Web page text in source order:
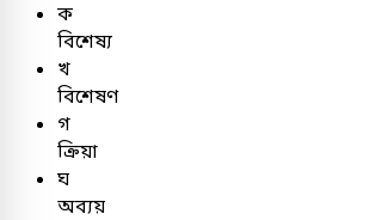
ক
বিশেষ্য
খ
বিশেষণ
গ
ক্রিয়া
ঘ
অব্যয়